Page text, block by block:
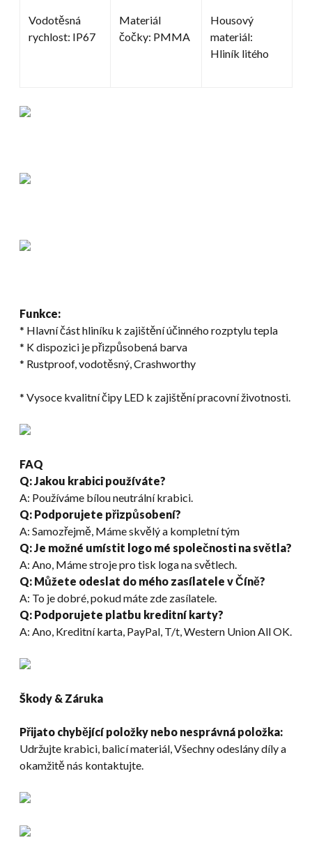
Vodotěsná
rychlost: IP67
Materiál
čočky: PMMA
Housový
materiál:
Hliník litého
Funkce:
* Hlavní část hliníku k zajištění účinného rozptylu tepla
* K dispozici je přizpůsobená barva
* Rustproof, vodotěsný, Crashworthy
* Vysoce kvalitní čipy LED k zajištění pracovní životnosti.
FAQ
Q: Jakou krabici používáte?
A: Používáme bílou neutrální krabici.
Q: Podporujete přizpůsobení?
A: Samozřejmě, Máme skvělý a kompletní tým
Q: Je možné umístit logo mé společnosti na světla?
A: Ano, Máme stroje pro tisk loga na světlech.
Q: Můžete odeslat do mého zasílatele v Číně?
A: To je dobré, pokud máte zde zasílatele.
Q: Podporujete platbu kreditní karty?
A: Ano, Kreditní karta, PayPal, T/t, Western Union All OK.
Škody & Záruka
Přijato chybějící položky nebo nesprávná položka:
Udržujte krabici, balicí materiál, Všechny odeslány díly a
okamžitě nás kontaktujte.